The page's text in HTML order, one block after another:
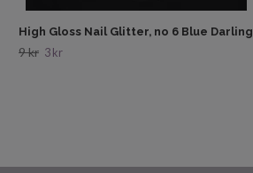
High Gloss Nail Glitter, no 6 Blue Darling
9 kr 3 kr